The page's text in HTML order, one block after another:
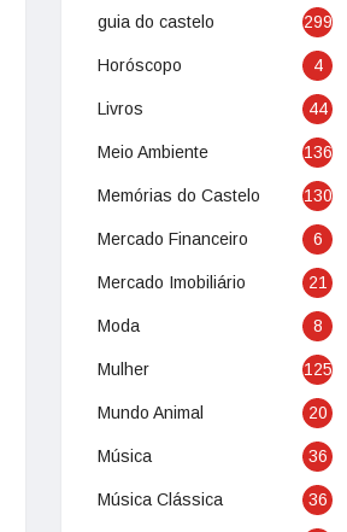
guia do castelo 299
Horóscopo 4
Livros 44
Meio Ambiente 136
Memórias do Castelo 130
Mercado Financeiro 6
Mercado Imobiliário 21
Moda 8
Mulher 125
Mundo Animal 20
Música 36
Música Clássica 36